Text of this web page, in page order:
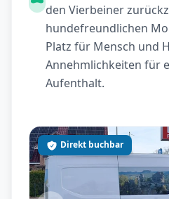
den Vierbeiner
hundefreundlichen
Platz für Mensch und
Annehmlichkeiten für
Aufenthalt.
Direkt buchbar